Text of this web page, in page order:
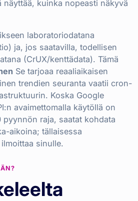
näyttää, kuinka nopeasti näkyvä
laboratoriodatana
ja, jos saatavilla, todellisen
(CrUX/kenttädata). Tämä
Se tarjoaa reaaliaikaisen
trendien seuranta vaatii cron-
Koska Google
avaimettomalla käytöllä on
raja, saatat kohdata
aikoina; tällaisessa
sinulle.